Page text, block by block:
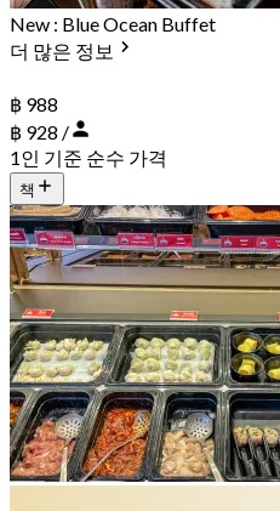
New : Blue Ocean Buffet
더 많은 정보
฿ 988
฿ 928 /
1인 기준 순수 가격
책